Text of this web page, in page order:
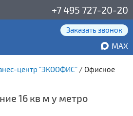
+7 495 727-20-20
Заказать звонок
MAX
центр "ЭКООФИС" / Офисное
16 кв м у метро